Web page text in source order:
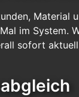
Material
im System.
sofort